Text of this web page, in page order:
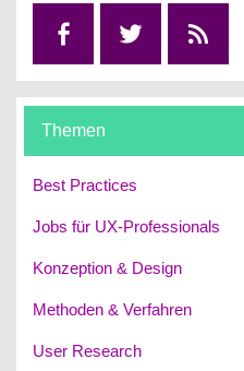
Themen
Best Practices
Jobs für UX-Professionals
Konzeption & Design
Methoden & Verfahren
User Research